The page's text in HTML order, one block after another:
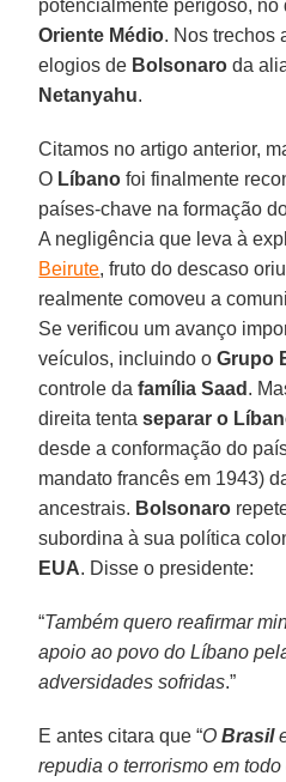
potencialmente perigoso, no
Oriente Médio. Nos trechos
elogios de Bolsonaro da
Netanyahu.
Citamos no artigo anterior,
O Líbano foi finalmente
países-chave na formação
A negligência que leva à
Beirute, fruto do descaso
realmente comoveu a
Se verificou um avanço
veículos, incluindo oGrupo
controle dafamília Saad .
direita tentaseparar o
desde a conformação do
mandato francês em 1943)
ancestrais. Bolsonaro
subordina à sua política
EUA. Disse o presidente:
“Também quero reafirmar
apoio ao povo do Líbano
adversidades sofridas.”
E antes citara que “OBrasil
repudia o terrorismo em